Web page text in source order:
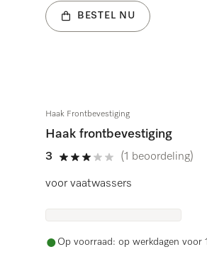
BESTEL NU
Haak Frontbevestiging
Haak frontbevestiging
3
3 sterren op 5
(1 beoordeling)
voor vaatwassers
Op voorraad: op werkdagen voor